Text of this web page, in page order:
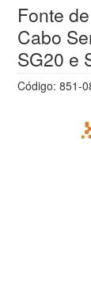
Fonte
Cabo
SG20 e
Código: 851-